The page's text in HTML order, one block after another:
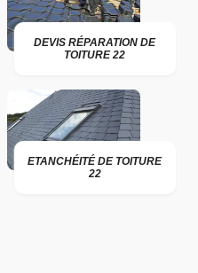
DEVIS RÉPARATION DE
TOITURE 22
ETANCHÉITÉ DE TOITURE
22